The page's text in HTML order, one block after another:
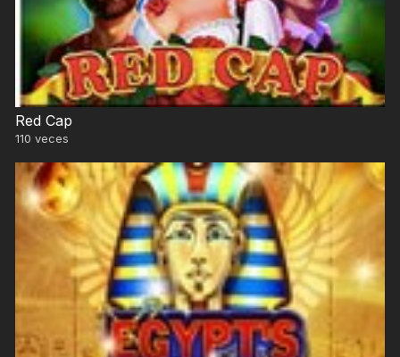
Red Cap
110 veces